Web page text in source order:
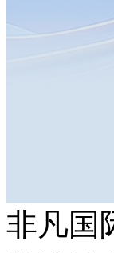
非凡国